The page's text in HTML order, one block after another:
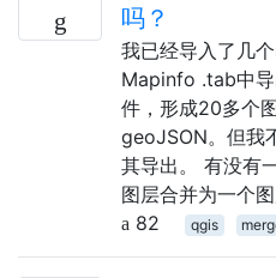
吗？
我已经导入了几
Mapinfo .tab中
件，形成20多个
geoJSON。但我
其导出。 有没有
图层合并为一个图
82
qgis